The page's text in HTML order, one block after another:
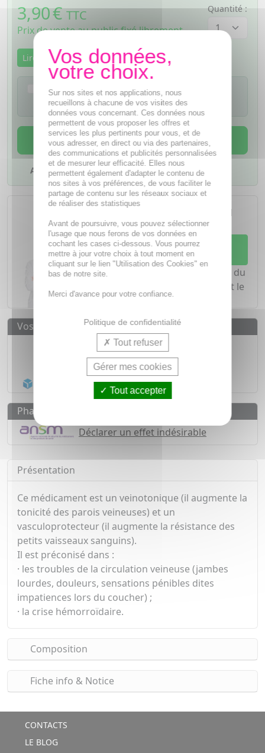
3,90€ TTC
Prix de vente au public fixé librement
Quantité :
Lire la notice
Je confirme avoir lu la notice de ce
médicament
AJOUTER AU PANIER
Ajouter à mes favoris
L'achat d'un médicament sans
ordonnance nécessite le conseil
d'unpharmacien
Demandez conseil à votre
pharmacien
Notre équipe est à votre écoute du
et le
samedi de 8h à 19h30
Vos avantages
Médicaments d'origineCERTIFIÉE
médicaments
Acheminement Chronopost
Pharmacovigilance
Déclarer un effet indésirable
Présentation
Ce médicament est un veinotonique (il augmente la
tonicité des parois veineuses) et un
vasculoprotecteur (il augmente la résistance des
petits vaisseaux sanguins).
Il est préconisé dans :
· les troubles de la circulation veineuse (jambes
lourdes, douleurs, sensations pénibles dites
impatiences lors du coucher) ;
· la crise hémorroïdaire.
Composition
Fiche info & Notice
CONTACTS
LE BLOG
Sur nos sites et nos applications, nous
recueillons à chacune de vos visites des
données vous concernant. Ces données nous
permettent de vous proposer les offres et
services les plus pertinents pour vous, et de
vous adresser, en direct ou via des partenaires,
des communications et publicités personnalisées
et de mesurer leur efficacité. Elles nous
permettent également d'adapter le contenu de
nos sites à vos préférences, de vous faciliter le
partage de contenu sur les réseaux sociaux et
de réaliser des statistiques
Avant de poursuivre, vous pouvez sélectionner
l'usage que nous ferons de vos données en
cochant les cases ci-dessous. Vous pourrez
mettre à jour votre choix à tout moment en
cliquant sur le lien "Utilisation des Cookies" en
bas de notre site.
Merci d'avance pour votre confiance.
Politique de confidentialité
Tout refuser
Gérer mes cookies
Tout accepter